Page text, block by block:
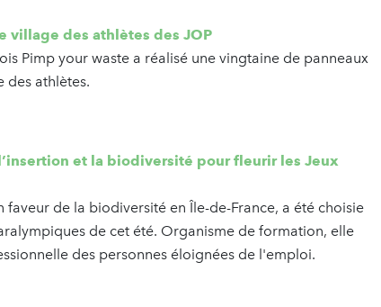
village des athlètes des JOP
Pimp your waste a réalisé une vingtaine de panneaux
des athlètes.
et la biodiversité pour fleurir les Jeux
faveur de la biodiversité en Île-de-France, a été choisie
de cet été. Organisme de formation, elle
des personnes éloignées de l'emploi.